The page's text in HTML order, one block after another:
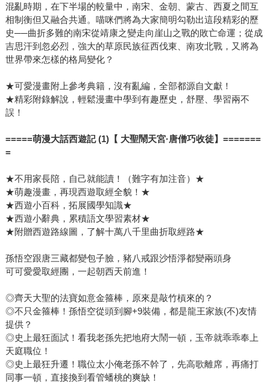
混亂時期，在下半場的較量中，南宋、金朝、蒙古、西夏之間互
相制衡但又融合共通。喵咪們將為大家簡明勾勒出這段精彩的歷
史──曲折多難的南宋從靖康之變走向崖山之戰的敗亡命運；從成
吉思汗到忽必烈，強大的草原民族征西伐東、南攻北戰，又將為
世界帶來怎樣的格局變化？
★可愛漫畫附上參考典籍，沒有亂編，全部都源自文獻！
★精彩附錄解說，輕鬆漫畫中學到有趣歷史，舒壓、學習兩不
誤！
=====萌漫大話西遊記 (1)【 大聖鬧天宮·唐僧巧收徒】=======
=
★不用家長陪，自己就能讀！（難字有加注音）★
★萌趣漫畫，再現西遊取經全貌！★
★西遊小百科，拓展國學知識★
★西遊小辭典，累積語文學習素材★
★附贈西遊路線圖，了解十萬八千里曲折取經路★
孫悟空跟唐三藏都變包子臉，豬八戒跟沙悟淨都變兩頭身
可可愛愛取經團，一起朝西天前進！
◎齊天大聖的法寶如意金箍棒，原來是敲竹槓來的？
◎不只金箍棒！孫悟空從頭到腳+9裝備，都是龍王家族(不)友情
提供？
◎史上最狂面試！看我老孫先把地府大鬧一頓，玉帝就乖乖奉上
天庭職位！
◎史上最狂升遷！職位太小俺老孫不幹了，先高歌離席，再痛打
同事一頓，直接換到看管蟠桃的爽缺！